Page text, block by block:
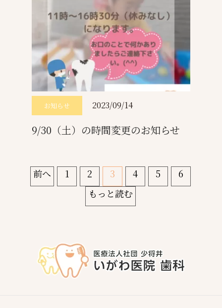
お知らせ 2023/09/14
9/30（土）の時間変更のお知らせ
前へ 1 2 3 4 5
6
もっと読む